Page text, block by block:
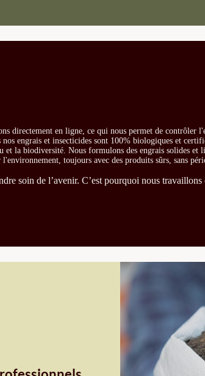
directement en ligne, ce qui nous permet de
engrais et insecticides sont 100% biologiques et
et la biodiversité. Nous formulons des engrais solides
toujours avec des produits sûrs, sans
soin de l’avenir. C’est pourquoi nous